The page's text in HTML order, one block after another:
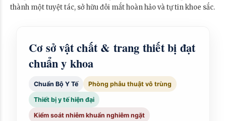
thành một tuyệt tác, sở hữu đôi mắt hoàn hảo và tự tin khoe sắc.
Cơ sở vật chất & trang thiết bị đạt
chuẩn y khoa
Chuẩn Bộ Y Tế Phòng phẫu thuật vô trùng
Thiết bị y tế hiện đại
Kiểm soát nhiễm khuẩn nghiêm ngặt